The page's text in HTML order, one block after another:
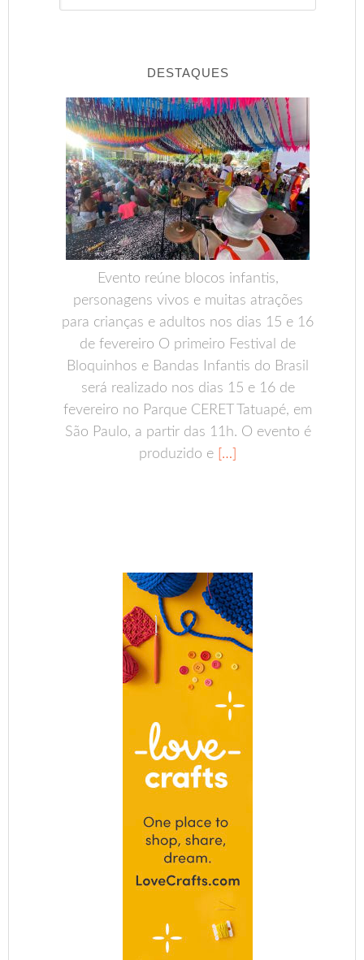
DESTAQUES
Evento reúne blocos infantis,
personagens vivos e muitas atrações
para crianças e adultos nos dias 15 e 16
de fevereiro O primeiro Festival de
Bloquinhos e Bandas Infantis do Brasil
será realizado nos dias 15 e 16 de
fevereiro no Parque CERET Tatuapé, em
São Paulo, a partir das 11h. O evento é
produzido e […]